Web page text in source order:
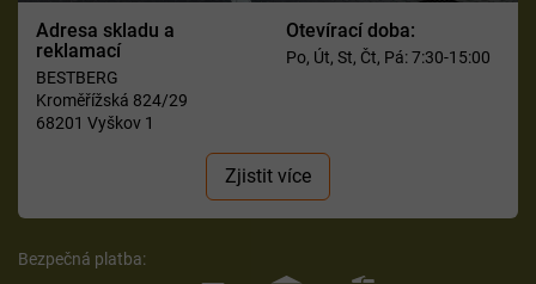
Adresa skladu a
reklamací
BESTBERG
Kroměřížská 824/29
68201 Vyškov 1
Otevírací doba:
Po, Út, St, Čt, Pá: 7:30-15:00
Zjistit více
Bezpečná platba: